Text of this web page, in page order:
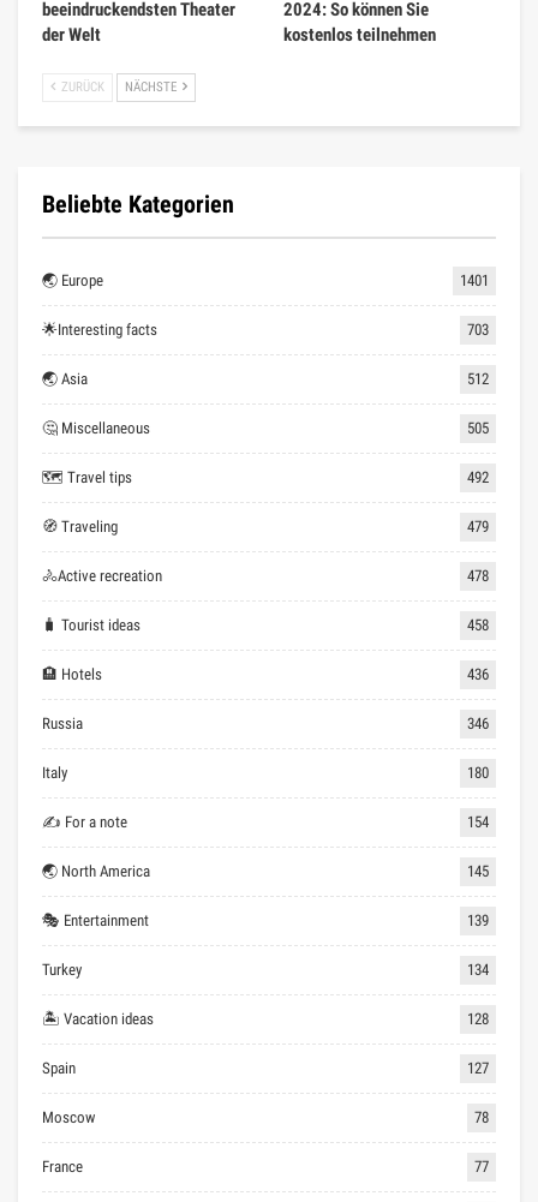
beeindruckendsten Theater
der Welt
2024: So können Sie
kostenlos teilnehmen
ZURÜCK NÄCHSTE
Beliebte Kategorien
🌏 Europe 1401
🌟Interesting facts 703
🌏 Asia 512
🤔 Miscellaneous 505
🗺 Travel tips 492
🧭 Traveling 479
🚴Active recreation 478
🧳 Tourist ideas 458
🏨 Hotels 436
Russia 346
Italy 180
✍ For a note 154
🌏 North America 145
🎭 Entertainment 139
Turkey 134
🏝 Vacation ideas 128
Spain 127
Moscow 78
France 77